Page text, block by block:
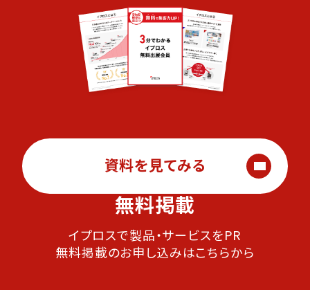
資料を見てみる
無料掲載
イプロスで製品・サービスをPR
無料掲載のお申し込みはこちらから